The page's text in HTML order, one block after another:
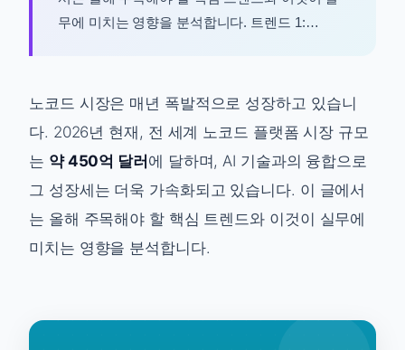
무에 미치는 영향을 분석합니다. 트렌드 1:…
노코드 시장은 매년 폭발적으로 성장하고 있습니
다. 2026년 현재, 전 세계 노코드 플랫폼 시장 규모
는 약 450억 달러에 달하며, AI 기술과의 융합으로
그 성장세는 더욱 가속화되고 있습니다. 이 글에서
는 올해 주목해야 할 핵심 트렌드와 이것이 실무에
미치는 영향을 분석합니다.